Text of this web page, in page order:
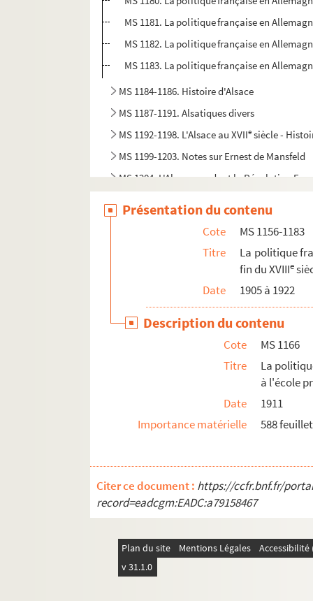
MS 1181. La politique française en
MS 1182. La politique française en
MS 1183. La politique française en
MS 1184-1186. Histoire d'Alsace
MS 1187-1191. Alsatiques divers
MS 1192-1198. L'Alsace au XVIIe siècle -
MS 1199-1203. Notes sur Ernest de Mansfeld
MS 1204. L'Alsace pendant la Révolution
MS 1294. Correspondance entre Berger-
MS 1429. Papiers et notes de famille - famille
Présentation du contenu
Cote
MS 1156-1183
Titre
La politique
fin du XVIIIe
Date
1905 à 1922
Description du contenu
Cote
MS 1166
Titre
La
à l'école
Date
1911
Importance matérielle
588
Citer ce document : https://ccfr.bnf.fr/
record=eadcgm:EADC:a79158467
Plan du site Mentions Légales
v 31.1.0